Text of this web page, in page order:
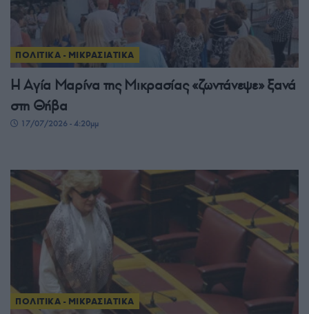
ΠΟΛΙΤΙΚΑ - ΜΙΚΡΑΣΙΑΤΙΚΑ
Η Αγία Μαρίνα της Μικρασίας «ζωντάνεψε» ξανά
στη Θήβα
17/07/2026 - 4:20μμ
ΠΟΛΙΤΙΚΑ - ΜΙΚΡΑΣΙΑΤΙΚΑ